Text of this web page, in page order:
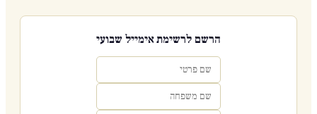
הרשם לרשימת אימייל שבועי